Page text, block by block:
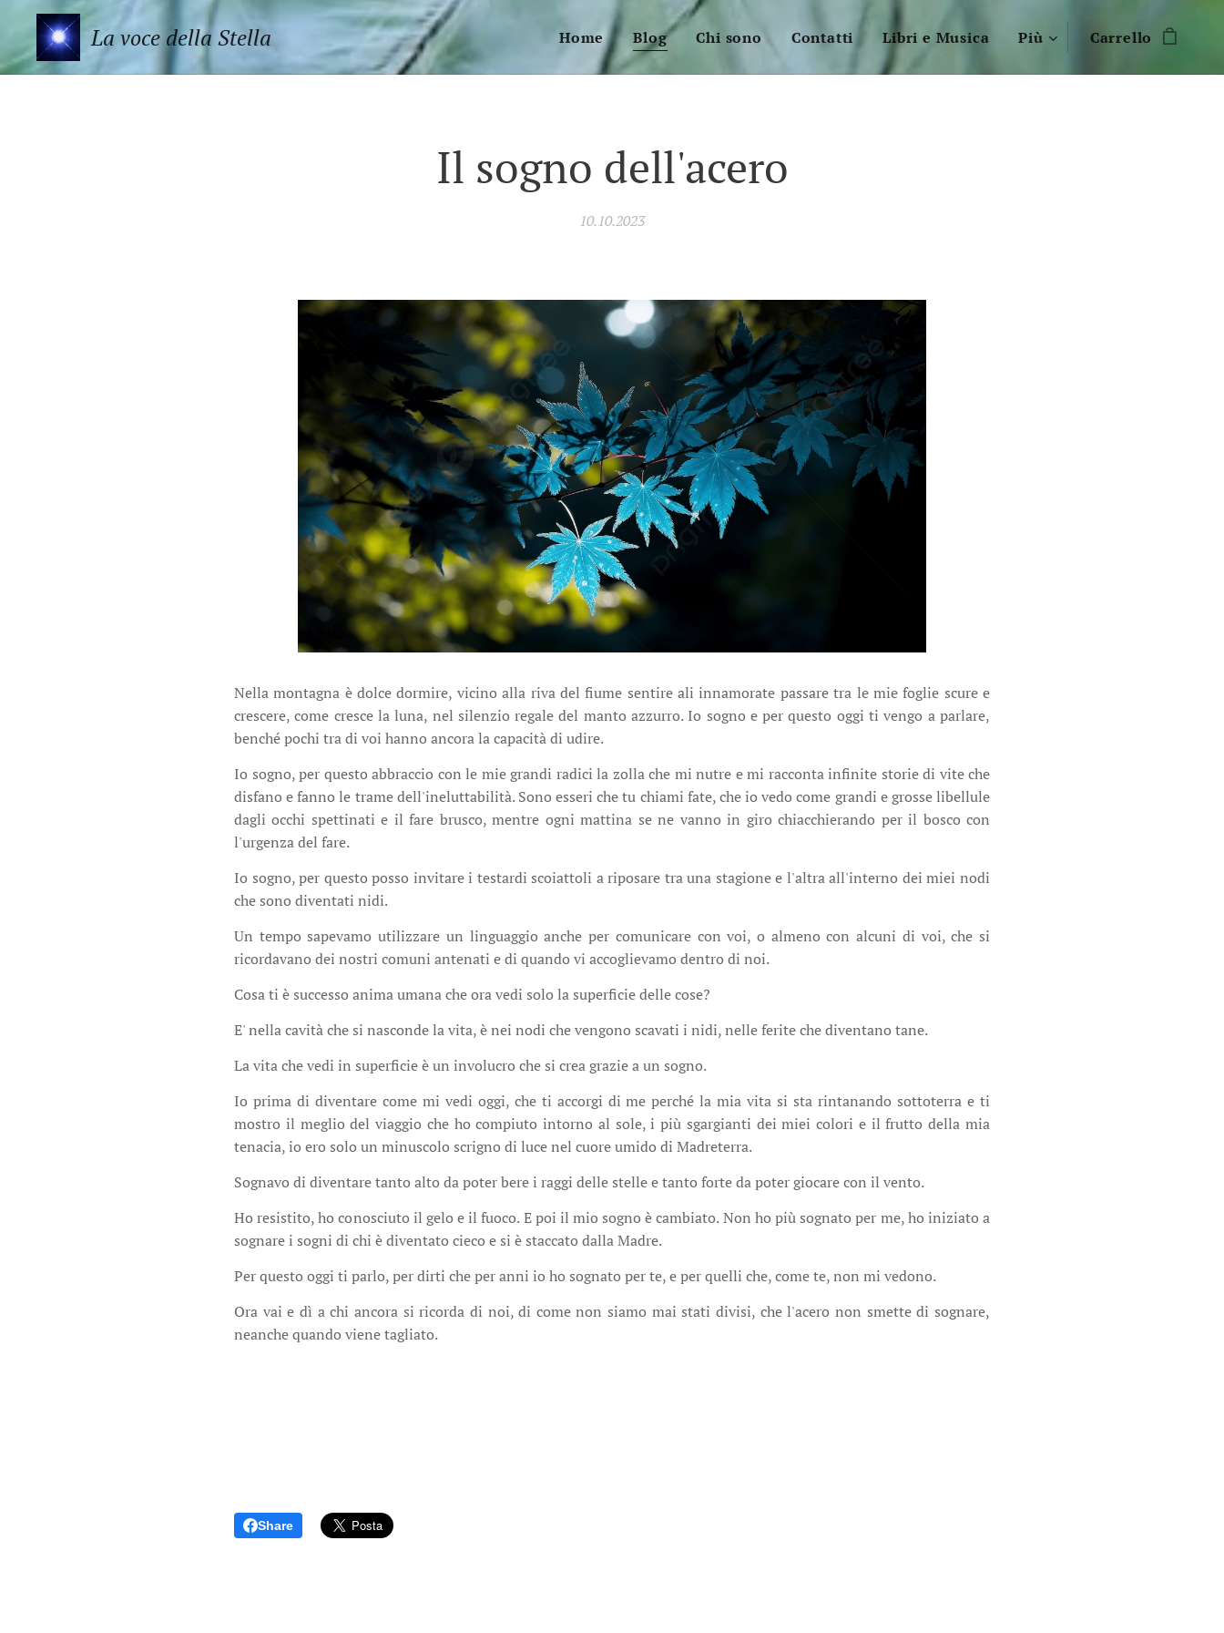
La voce della Stella Home Blog Chi sono Contatti Libri e Musica Più Carrello
Il sogno dell'acero
10.10.2023
Nella montagna è dolce dormire, vicino alla riva del fiume sentire ali innamorate passare tra le mie foglie scure e
crescere, come cresce la luna, nel silenzio regale del manto azzurro. Io sogno e per questo oggi ti vengo a parlare,
benché pochi tra di voi hanno ancora la capacità di udire.
Io sogno, per questo abbraccio con le mie grandi radici la zolla che mi nutre e mi racconta infinite storie di vite che
disfano e fanno le trame dell'ineluttabilità. Sono esseri che tu chiami fate, che io vedo come grandi e grosse libellule
dagli occhi spettinati e il fare brusco, mentre ogni mattina se ne vanno in giro chiacchierando per il bosco con
l'urgenza del fare.
Io sogno, per questo posso invitare i testardi scoiattoli a riposare tra una stagione e l'altra all'interno dei miei nodi
che sono diventati nidi.
Un tempo sapevamo utilizzare un linguaggio anche per comunicare con voi, o almeno con alcuni di voi, che si
ricordavano dei nostri comuni antenati e di quando vi accoglievamo dentro di noi.
Cosa ti è successo anima umana che ora vedi solo la superficie delle cose?
E' nella cavità che si nasconde la vita, è nei nodi che vengono scavati i nidi, nelle ferite che diventano tane.
La vita che vedi in superficie è un involucro che si crea grazie a un sogno.
Io prima di diventare come mi vedi oggi, che ti accorgi di me perché la mia vita si sta rintanando sottoterra e ti
mostro il meglio del viaggio che ho compiuto intorno al sole, i più sgargianti dei miei colori e il frutto della mia
tenacia, io ero solo un minuscolo scrigno di luce nel cuore umido di Madreterra.
Sognavo di diventare tanto alto da poter bere i raggi delle stelle e tanto forte da poter giocare con il vento.
Ho resistito, ho conosciuto il gelo e il fuoco. E poi il mio sogno è cambiato. Non ho più sognato per me, ho iniziato a
sognare i sogni di chi è diventato cieco e si è staccato dalla Madre.
Per questo oggi ti parlo, per dirti che per anni io ho sognato per te, e per quelli che, come te, non mi vedono.
Ora vai e dì a chi ancora si ricorda di noi, di come non siamo mai stati divisi, che l'acero non smette di sognare,
neanche quando viene tagliato.
Share